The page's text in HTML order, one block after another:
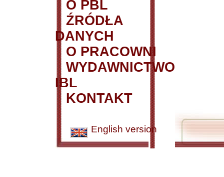
O PBL
ŹRÓDŁA
DANYCH
O PRACOWNI
WYDAWNICTWO
IBL
KONTAKT
English version